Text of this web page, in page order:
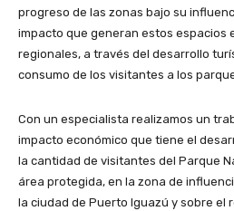
progreso de las zonas bajo su
impacto que generan estos espacios
regionales, a través del desarrollo
consumo de los visitantes a los
Con un especialista realizamos un
impacto económico que tiene el
la cantidad de visitantes del Parque
área protegida, en la zona de
la ciudad de Puerto Iguazú y sobre el